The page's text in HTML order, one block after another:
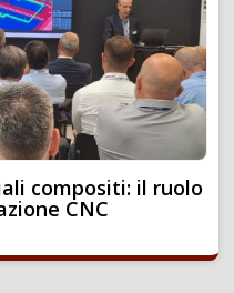
compositi: il ruolo
CNC